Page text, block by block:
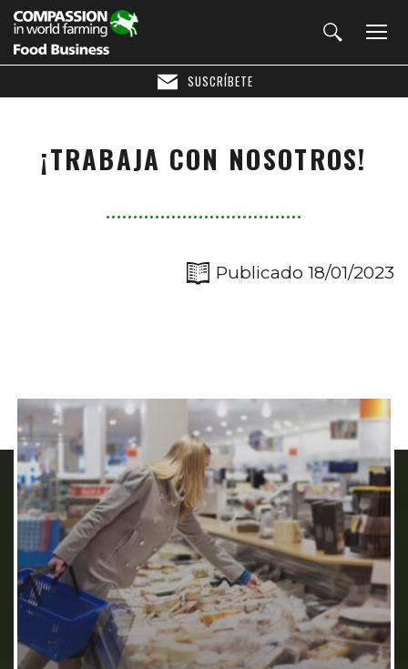
SUSCRÍBETE
¡TRABAJA CON NOSOTROS!
Publicado 18/01/2023